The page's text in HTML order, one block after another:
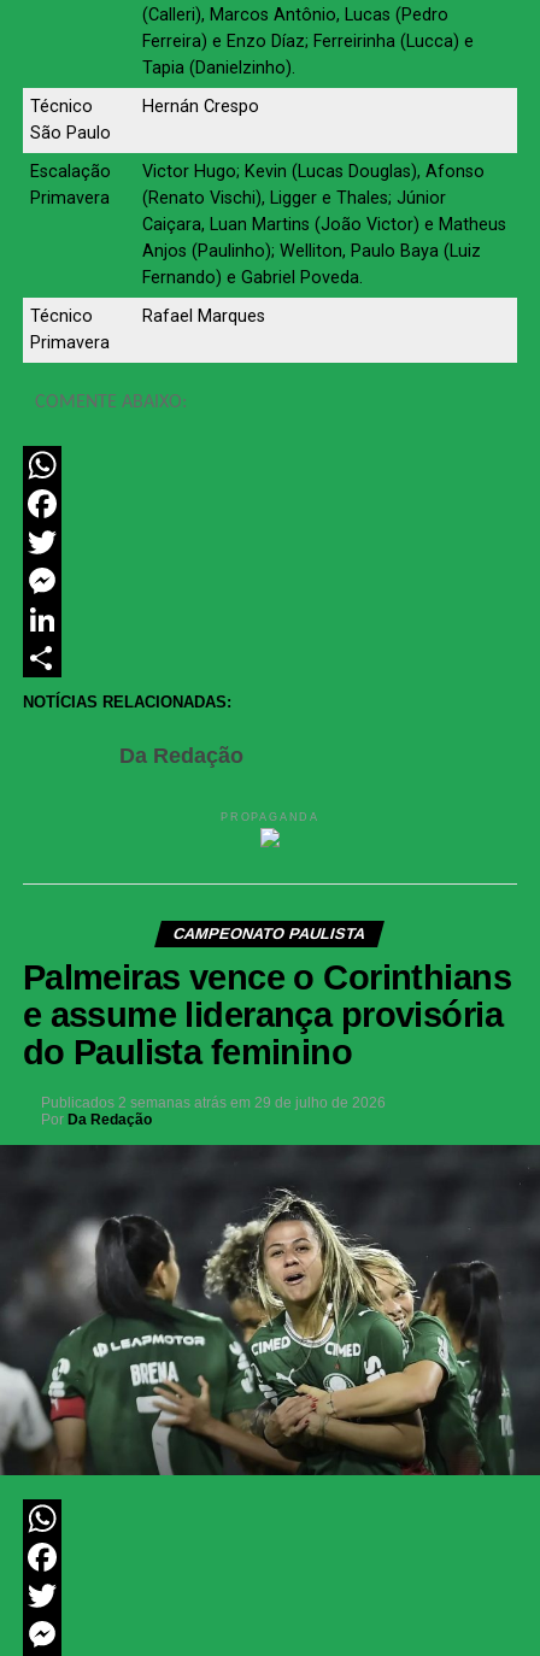
(Calleri), Marcos Antônio, Lucas (Pedro
Ferreira) e Enzo Díaz; Ferreirinha (Lucca) e
Tapia (Danielzinho).
Técnico
São Paulo
Hernán Crespo
Escalação
Primavera
Victor Hugo; Kevin (Lucas Douglas), Afonso
(Renato Vischi), Ligger e Thales; Júnior
Caiçara, Luan Martins (João Victor) e Matheus
Anjos (Paulinho); Welliton, Paulo Baya (Luiz
Fernando) e Gabriel Poveda.
Técnico
Primavera
Rafael Marques
COMENTE ABAIXO:
WhatsApp
Facebook
Twitter
Messenger
LinkedIn
Share
NOTÍCIAS RELACIONADAS:
Da Redação
PROPAGANDA
CAMPEONATO PAULISTA
Palmeiras vence o Corinthians
e assume liderança provisória
do Paulista feminino
Publicados 2 semanas atrás em 29 de julho de 2026
Por Da Redação
WhatsApp
Facebook
Twitter